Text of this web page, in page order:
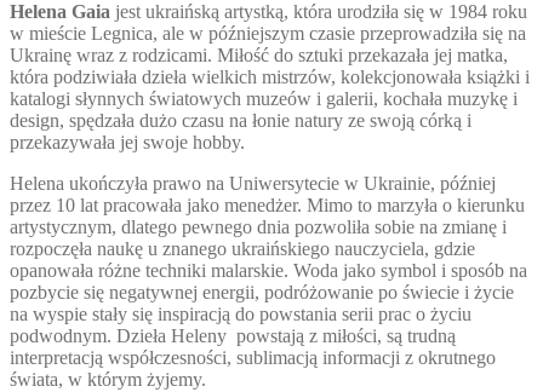
Helena Gaia jest ukraińską artystką, która urodziła się w 1984 roku
w mieście Legnica, ale w późniejszym czasie przeprowadziła się na
Ukrainę wraz z rodzicami. Miłość do sztuki przekazała jej matka,
która podziwiała dzieła wielkich mistrzów, kolekcjonowała książki i
katalogi słynnych światowych muzeów i galerii, kochała muzykę i
design, spędzała dużo czasu na łonie natury ze swoją córką i
przekazywała jej swoje hobby.
Helena ukończyła prawo na Uniwersytecie w Ukrainie, później
przez 10 lat pracowała jako menedżer. Mimo to marzyła o kierunku
artystycznym, dlatego pewnego dnia pozwoliła sobie na zmianę i
rozpoczęła naukę u znanego ukraińskiego nauczyciela, gdzie
opanowała różne techniki malarskie. Woda jako symbol i sposób na
pozbycie się negatywnej energii, podróżowanie po świecie i życie
na wyspie stały się inspiracją do powstania serii prac o życiu
podwodnym. Dzieła Heleny powstają z miłości, są trudną
interpretacją współczesności, sublimacją informacji z okrutnego
świata, w którym żyjemy.